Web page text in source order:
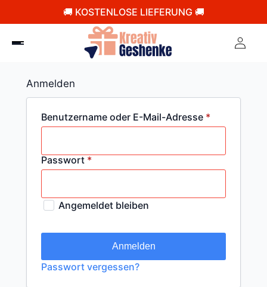
🚚 KOSTENLOSE LIEFERUNG 🚚
Anmelden
Benutzername oder E-Mail-Adresse *Erforderlich
Passwort *Erforderlich
Angemeldet bleiben
Anmelden
Passwort vergessen?